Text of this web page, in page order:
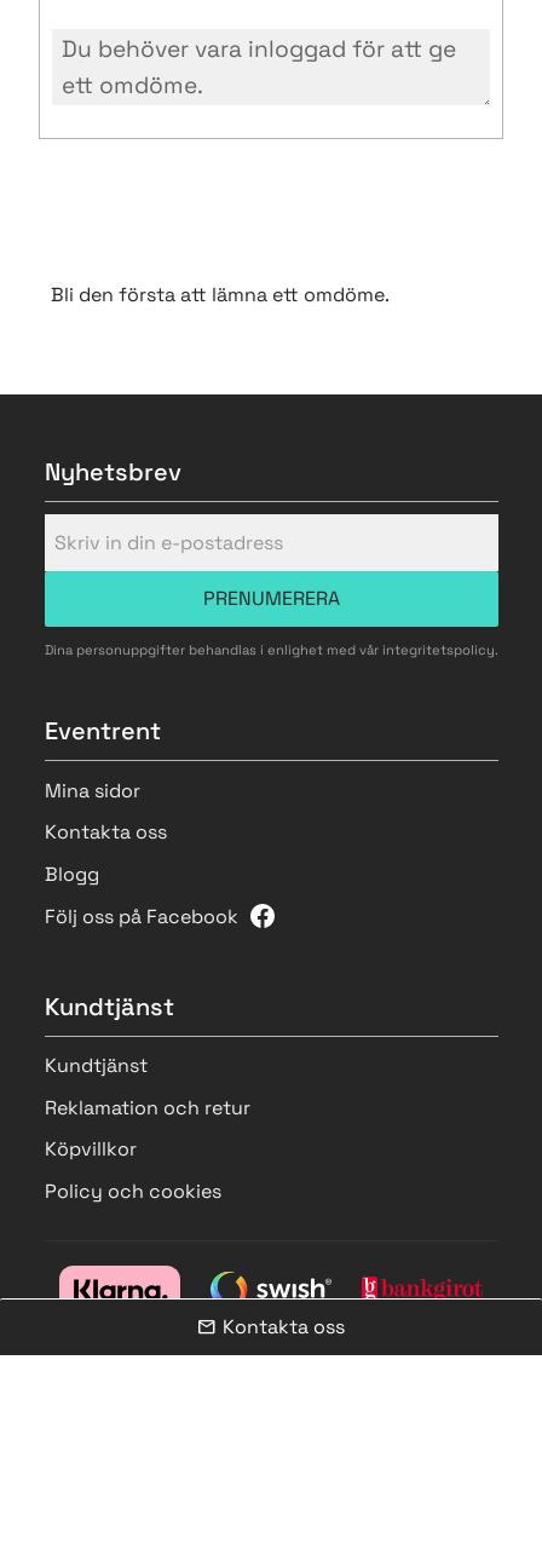
Bli den första att lämna ett omdöme.
Nyhetsbrev
PRENUMERERA
Dina personuppgifter behandlas i enlighet med vår integritetspolicy.
Eventrent
Mina sidor
Kontakta oss
Blogg
Följ oss på Facebook
Kundtjänst
Kundtjänst
Reklamation och retur
Köpvillkor
Policy och cookies
mail Kontakta oss